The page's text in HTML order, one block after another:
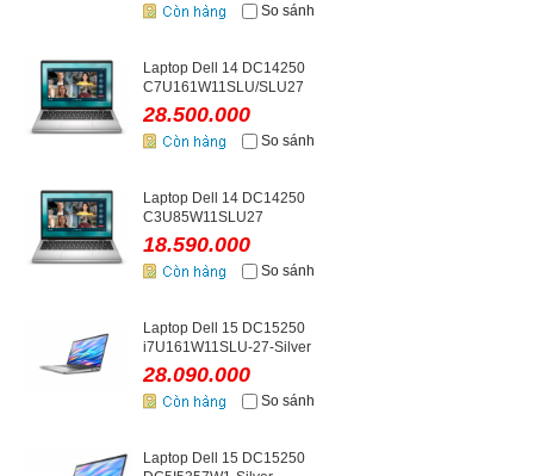
So sánh
Laptop Dell 14 DC14250
C7U161W11SLU/SLU27
28.500.000
So sánh
Laptop Dell 14 DC14250
C3U85W11SLU27
18.590.000
So sánh
Laptop Dell 15 DC15250
i7U161W11SLU-27-Silver
28.090.000
So sánh
Laptop Dell 15 DC15250